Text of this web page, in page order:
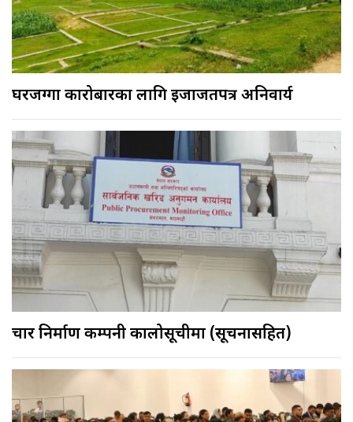
घरजग्गा कारोबारका लागि इजाजतपत्र अनिवार्य
चार निर्माण कम्पनी कालोसूचीमा (सूचनासहित)